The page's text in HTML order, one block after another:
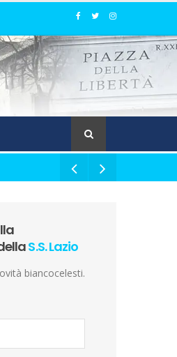
S.S. Lazio
biancocelesti.